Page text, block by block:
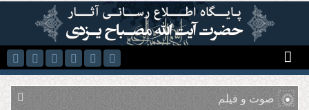
رفتن به محتوای اصلی
صوت و فیلم